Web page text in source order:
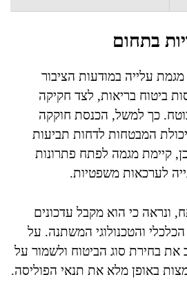
בתחום
עלייה במודעות הציבור
ביטוח בריאות, לצד חקיקה
כך למשל, הכנסת חוקקה
המבטחות לדחות תביעות
קיימת מגמה לפתח פתרונות
לערכאות משפטיות.
כי הוא מקבל עדכונים
והטכנולוגי המשתנה. על
את בחירת סוג הביטוח ולשמור על
באופן מלא את תנאי הפוליסה.